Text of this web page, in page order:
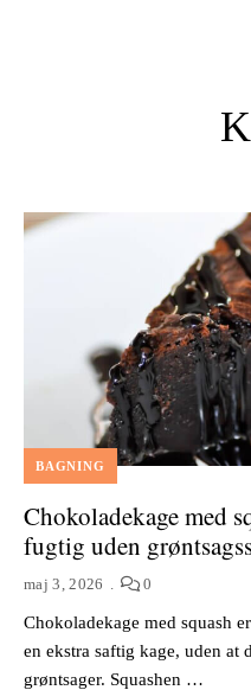
BAGNING
Chokoladekage med
fugtig uden
maj 3, 2026 0
Chokoladekage med squash
en ekstra saftig kage, uden at
grøntsager. Squashen …